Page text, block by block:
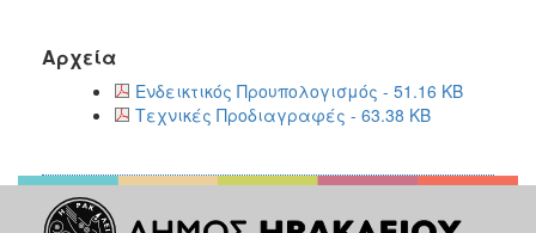
Αρχεία
Ενδεικτικός Προυπολογισμός - 51.16 KB
Τεχνικές Προδιαγραφές - 63.38 KB